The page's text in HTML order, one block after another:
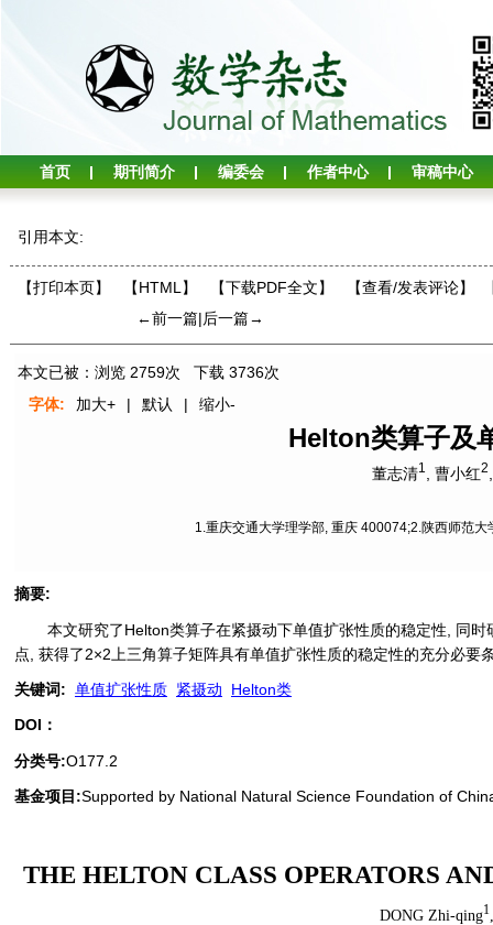
首页 期刊简介 编委会 作者中心 审稿中心
引用本文:
【打印本页】 【HTML】 【下载PDF全文】 【查看/发表评论】
←前一篇|后一篇→
本文已被：浏览 2759次 下载 3736次
字体:
加大+ | 默认 | 缩小-
Helton类算子及
董志清1 曹小红2
1.重庆交通大学理学部, 重庆 400074;2.陕西师范
摘要:
本文研究了Helton类算子在紧摄动下单值扩张性质的稳定性, 同
点, 获得了2×2上三角算子矩阵具有单值扩张性质的稳定性的充分必要
关键词: 单值扩张性质 紧摄动
Helton类
DOI：
分类号:O177.2
基金项目:Supported by National Natural Science Foundation of
THE HELTON CLASS OPERATORS
DONG Zhi-qing1